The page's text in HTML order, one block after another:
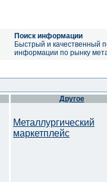
Поиск информации
Быстрый и качественный
информации по рынку
Другое
Металлургический
маркетплейс